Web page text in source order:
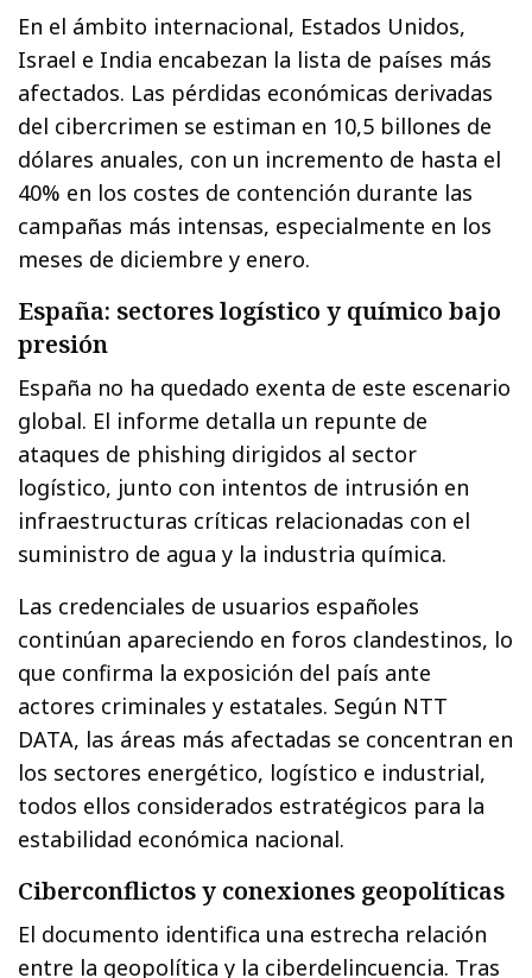
En el ámbito internacional, Estados Unidos,
Israel e India encabezan la lista de países más
afectados. Las pérdidas económicas derivadas
del cibercrimen se estiman en 10,5 billones de
dólares anuales, con un incremento de hasta el
40% en los costes de contención durante las
campañas más intensas, especialmente en los
meses de diciembre y enero.
España: sectores logístico y químico bajo
presión
España no ha quedado exenta de este escenario
global. El informe detalla un repunte de
ataques de phishing dirigidos al sector
logístico, junto con intentos de intrusión en
infraestructuras críticas relacionadas con el
suministro de agua y la industria química.
Las credenciales de usuarios españoles
continúan apareciendo en foros clandestinos, lo
que confirma la exposición del país ante
actores criminales y estatales. Según NTT
DATA, las áreas más afectadas se concentran en
los sectores energético, logístico e industrial,
todos ellos considerados estratégicos para la
estabilidad económica nacional.
Ciberconflictos y conexiones geopolíticas
El documento identifica una estrecha relación
entre la geopolítica y la ciberdelincuencia. Tras